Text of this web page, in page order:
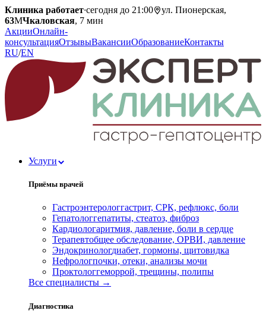
Клиника работает·сегодня до 21:00
ул. Пионерская,
63МЧкаловская, 7 мин
АкцииОнлайн-
консультацияОтзывыВакансииОбразованиеКонтакты
RU/EN
Услуги
Приёмы врачей
Гастроэнтерологгастрит, СРК, рефлюкс, боли
Гепатологгепатиты, стеатоз, фиброз
Кардиологаритмия, давление, боли в сердце
Терапевтобщее обследование, ОРВИ, давление
Эндокринологдиабет, гормоны, щитовидка
Нефрологпочки, отеки, анализы мочи
Проктологгеморрой, трещины, полипы
Все специалисты →
Диагностика